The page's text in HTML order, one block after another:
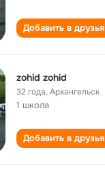
Добавить в друзья
zohid zohid
32 года,Архангельск
1 школа
Добавить в друзья